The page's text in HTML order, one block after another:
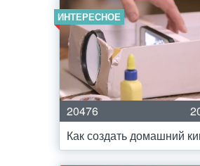
ИНТЕРЕСНОЕ
20476
Как создать домашний